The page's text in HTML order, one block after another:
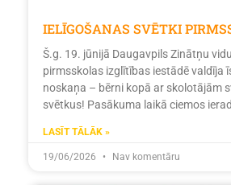
IELĪGOŠANAS SVĒTKI
Š.g. 19. jūnijā Daugavpils Zinātņu
pirmsskolas izglītības iestādē valdīja
noskaņa – bērni kopā ar skolotājām
svētkus! Pasākuma laikā ciemos
LASĪT TĀLĀK »
19/06/2026 Nav komentāru